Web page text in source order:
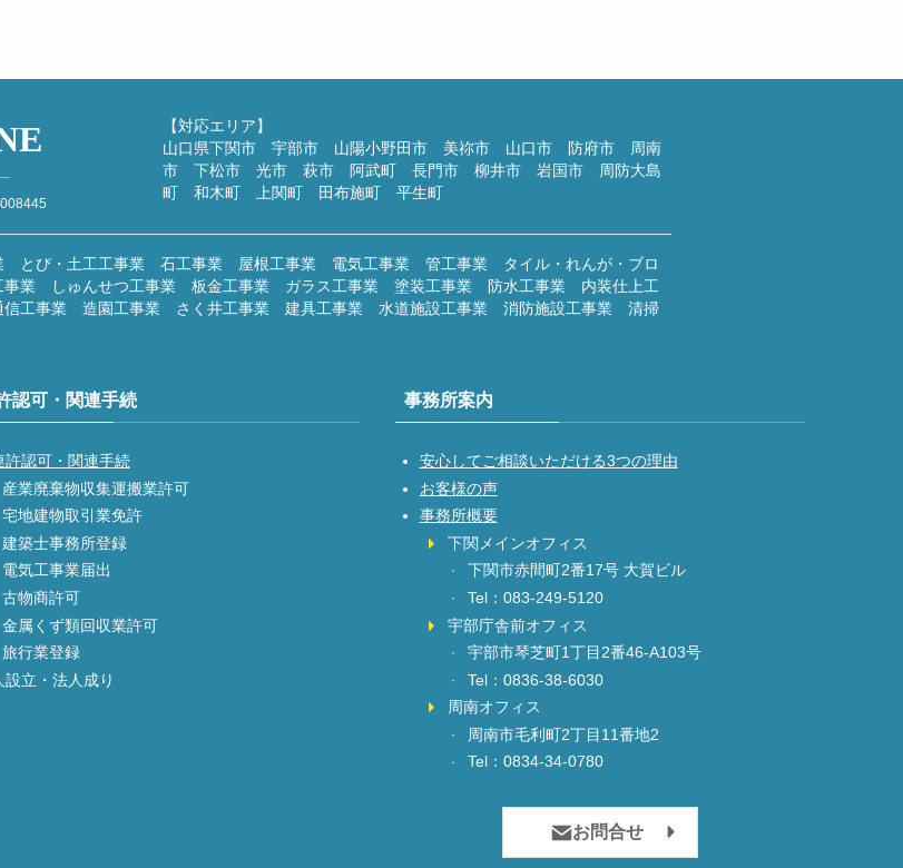
【対応エリア】
山口県下関市 宇部市 山陽小野田市 美祢市 山口市 防府市 周南
市 下松市 光市 萩市 阿武町 長門市 柳井市 岩国市 周防大島
町 和木町 上関町 田布施町 平生町
び・土工工事業 石工事業 屋根工事業 電気工事業 管工事業 タイル・れんが・ブロ
業 しゅんせつ工事業 板金工事業 ガラス工事業 塗装工事業 防水工事業 内装仕上工
工事業 造園工事業 さく井工事業 建具工事業 水道施設工事業 消防施設工事業 清掃
認可・関連手続
許認可・関連手続
産業廃棄物収集運搬業許可
宅地建物取引業免許
建築士事務所登録
電気工事業届出
古物商許可
金属くず類回収業許可
旅行業登録
設立・法人成り
事務所案内
安心してご相談いただける3つの理由
お客様の声
事務所概要
下関メインオフィス
下関市赤間町2番17号 大賀ビル
Tel：083-249-5120
宇部庁舎前オフィス
宇部市琴芝町1丁目2番46-A103号
Tel：0836-38-6030
周南オフィス
周南市毛利町2丁目11番地2
Tel：0834-34-0780
お問合せ